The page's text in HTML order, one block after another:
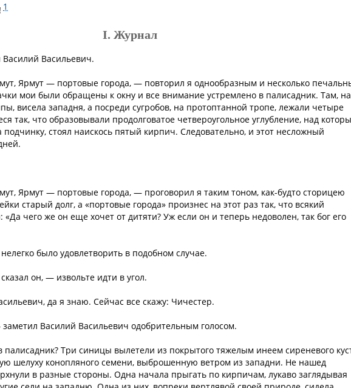
1
I. Журнал
Васильевич.
Ярмут — портовые города, — повторил я однообразным и несколько
мои были обращены к окну и все внимание устремлено в палисадник. Там, на
висела западня, а посреди сугробов, на протоптанной тропе, лежали четыре
так, что образовывали продолговатое четвероугольное углубление, над
стоял наискось пятый кирпич. Следовательно, и этот несложный
Ярмут — портовые города, — проговорил я таким тоном, как-будто сторицею
старый долг, а «портовые города» произнес на этот раз так, что всякий
чего же он еще хочет от дитяти? Уж если он и теперь недоволен, так бог его
было удовлетворить в подобном случае.
он, — извольте идти в угол.
да я знаю. Сейчас все скажу: Чичестер.
Василий Васильевич одобрительным голосом.
палисадник? Три синицы вылетели из покрытого тяжелым инеем сиреневого
шелуху конопляного семени, выброшенную ветром из западни. Не нашед
в разные стороны. Одна начала прыгать по кирпичам, лукаво заглядывая